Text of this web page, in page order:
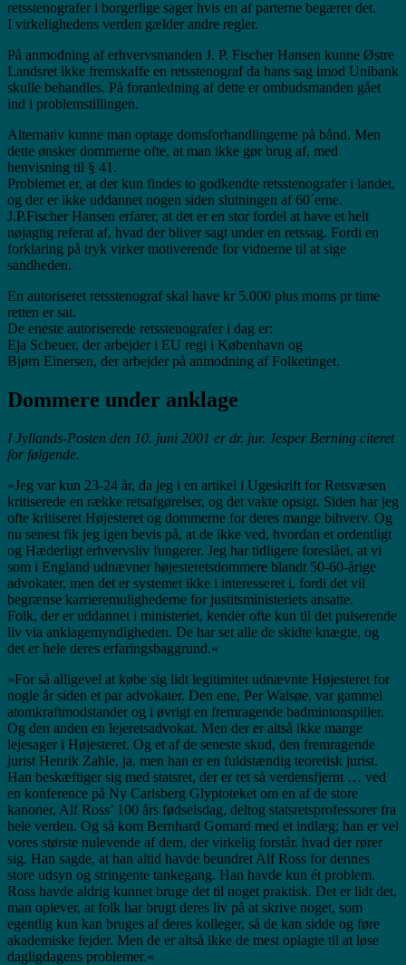
retsstenografer i borgerlige sager hvis en af parterne begærer det.
I virkelighedens verden gælder andre regler.
På anmodning af erhvervsmanden J. P. Fischer Hansen kunne Østre
Landsret ikke fremskaffe en retsstenograf da hans sag imod Unibank
skulle behandles. På foranledning af dette er ombudsmanden gået
ind i problemstillingen.
Alternativ kunne man optage domsforhandlingerne på bånd. Men
dette ønsker dommerne ofte, at man ikke gør brug af, med
henvisning til § 41.
Problemet er, at der kun findes to godkendte retsstenografer i landet,
og der er ikke uddannet nogen siden slutningen af 60´erne.
J.P.Fischer Hansen erfarer, at det er en stor fordel at have et helt
nøjagtig referat af, hvad der bliver sagt under en retssag. Fordi en
forklaring på tryk virker motiverende for vidnerne til at sige
sandheden.
En autoriseret retsstenograf skal have kr 5.000 plus moms pr time
retten er sat.
De eneste autoriserede retsstenografer i dag er:
Eja Scheuer, der arbejder i EU regi i København og
Bjørn Einersen, der arbejder på anmodning af Folketinget.
Dommere under anklage
I Jyllands-Posten den 10. juni 2001 er dr. jur. Jesper Berning citeret
for følgende.
»Jeg var kun 23-24 år, da jeg i en artikel i Ugeskrift for Retsvæsen
kritiserede en række retsafgørelser, og det vakte opsigt. Siden har jeg
ofte kritiseret Højesteret og dommerne for deres mange bihverv. Og
nu senest fik jeg igen bevis på, at de ikke ved, hvordan et ordentligt
og Hæderligt erhvervsliv fungerer. Jeg har tidligere foreslået, at vi
som i England udnævner højesteretsdommere blandt 50-60-årige
advokater, men det er systemet ikke i interesseret i, fordi det vil
begrænse karrieremulighederne for justitsministeriets ansatte.
Folk, der er uddannet i ministeriet, kender ofte kun til det pulserende
liv via anklagemyndigheden. De har set alle de skidte knægte, og
det er hele deres erfaringsbaggrund.«
»For så alligevel at købe sig lidt legitimitet udnævnte Højesteret for
nogle år siden et par advokater. Den ene, Per Walsøe, var gammel
atomkraftmodstander og i øvrigt en fremragende badmintonspiller.
Og den anden en lejeretsadvokat. Men der er altså ikke mange
lejesager i Højesteret. Og et af de seneste skud, den fremragende
jurist Henrik Zahle, ja, men han er en fuldstændig teoretisk jurist.
Han beskæftiger sig med statsret, der er ret så verdensfjernt … ved
en konference på Ny Carlsberg Glyptoteket om en af de store
kanoner, Alf Ross’ 100 års fødselsdag, deltog statsretsprofessorer fra
hele verden. Og så kom Bernhard Gomard med et indlæg; han er vel
vores største nulevende af dem, der virkelig forstår, hvad der rører
sig. Han sagde, at han altid havde beundret Alf Ross for dennes
store udsyn og stringente tankegang. Han havde kun ét problem.
Ross havde aldrig kunnet bruge det til noget praktisk. Det er lidt det,
man oplever, at folk har brugt deres liv på at skrive noget, som
egentlig kun kan bruges af deres kolleger, så de kan sidde og føre
akademiske fejder. Men de er altså ikke de mest oplagte til at løse
dagligdagens problemer.«